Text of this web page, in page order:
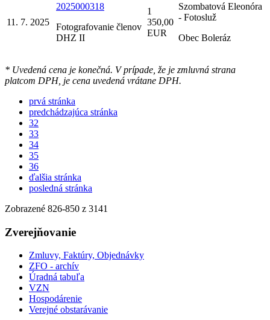
11. 7. 2025
2025000318
Fotografovanie členov
DHZ II
1
350,00
EUR
Szombatová Eleonóra
- Fotosluž
Obec Boleráz
* Uvedená cena je konečná. V prípade, že je zmluvná strana
platcom DPH, je cena uvedená vrátane DPH.
prvá stránka
predchádzajúca stránka
32
33
34
35
36
ďalšia stránka
posledná stránka
Zobrazené 826-850 z 3141
Zverejňovanie
Zmluvy, Faktúry, Objednávky
ZFO - archív
Úradná tabuľa
VZN
Hospodárenie
Verejné obstarávanie